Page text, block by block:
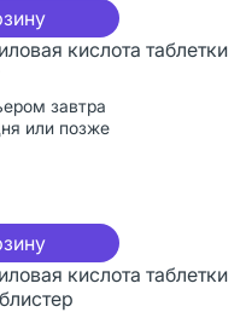
кислота таблетки
завтра
или позже
кислота таблетки